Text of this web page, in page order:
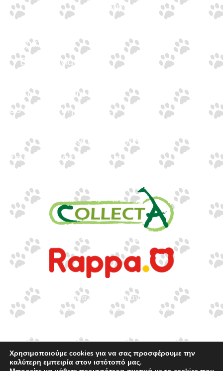
Αρχική
Τράπεζες
Επικοινωνία
Ιωνος Δραγούμη 14
Θεσσαλονίκη · 54624
+30 2310 551560
info@gounaridis.com
www.rappa.gr
Μάλτα & Αλβανία
επιφύλαξη κάθε νόμιμου δικαιώματος.
Χρησιμοποιούμε cookies για να σας προσφέρουμε την
καλύτερη εμπειρία στον ιστότοπό μας.